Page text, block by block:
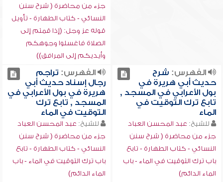
جزء من محاضرة ( شرح سنن
النسائي - كتاب الطهارة - تأويل
قوله عز وجل: (إذا قمتم إلى
الصلاة فاغسلوا وجوهكم
وأيديكم إلى المرافق))
الفهرس: شرح
حديث أبي هريرة في
بول الأعرابي في المسجد ,
تابع ترك التوقيت في
الماء
للشيخ: عبد المحسن العباد
جزء من محاضرة ( شرح سنن
النسائي - كتاب الطهارة - تابع
باب ترك التوقيت في الماء - باب
الماء الدائم)
الفهرس: تراجم
رجال إسناد حديث أبي
هريرة في بول الأعرابي في
المسجد , تابع ترك
التوقيت في الماء
للشيخ: عبد المحسن العباد
جزء من محاضرة ( شرح سنن
النسائي - كتاب الطهارة - تابع
باب ترك التوقيت في الماء - باب
الماء الدائم)